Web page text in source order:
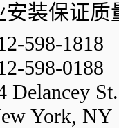
安装保证质
598-1818
598-0188
Delancey St.
York, NY